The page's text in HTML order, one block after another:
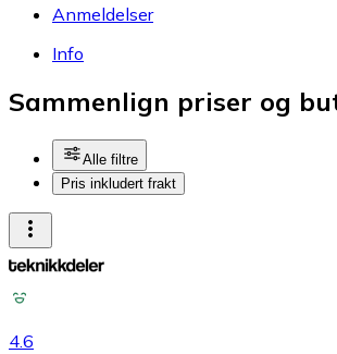
Anmeldelser
Info
Sammenlign priser og
Alle filtre
Pris inkludert frakt
4.6